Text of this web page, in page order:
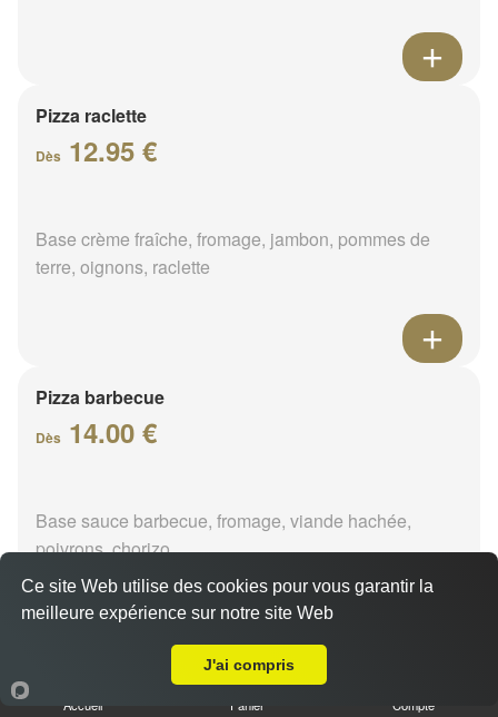
Pizza raclette
Dès 12.95 €
Base crème fraîche, fromage, jambon, pommes de
terre, oignons, raclette
Pizza barbecue
Dès 14.00 €
Base sauce barbecue, fromage, viande hachée,
poivrons, chorizo
Accueil Panier Compte
Ce site Web utilise des cookies pour vous garantir la
meilleure expérience sur notre site Web
J'ai compris